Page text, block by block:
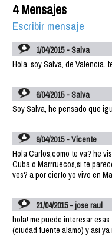
4 Mensajes
Escribir mensaje
1/04/2015 - Salva
Hola, soy Salva, de Valencia.
6/04/2015 - Salva
Soy Salva, he pensado que
9/04/2015 - Vicente
Hola Carlos,como te va? he
Cuba o Marrruecos,si te
ves? a por cierto yo vivo en
21/04/2015 - jose raul
hola! me puede interesar
(ciudad fuente alamo) y asi